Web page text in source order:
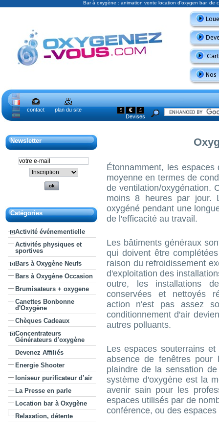
Bar à oxygène : animation vente location d'oxygen bar,
contact plan du site $ € £
Devises
Newsletter
Catégories
Activité événementielle
Activités physiques et
sportives
Bars à Oxygène Neufs
Bars à Oxygène Occasion
Brumisateurs + oxygene
Canettes Bonbonne
d'Oxygène
Chèques Cadeaux
Concentrateurs
Générateurs d'oxygène
Devenez Affiliés
Energie Shooter
Ioniseur purificateur d’air
La Presse en parle
Location bar à Oxygène
Relaxation, détente
Étonnamment, les
moyenne en termes de
de ventilation/oxygénation.
moins 8 heures par jour.
oxygéné pendant une
de l'efficacité au travail.
Les bâtiments généraux
qui doivent être
raison du refroidissement
d'exploitation des
outre, les installations
conservées et nettoyés
action n'est pas assez
conditionnement d'air
autres polluants.
Les espaces souterrains
absence de fenêtres
plaindre de la sensation
système d'oxygène est la
avenir sain pour les
espaces utilisés par de
conférence, ou des espaces